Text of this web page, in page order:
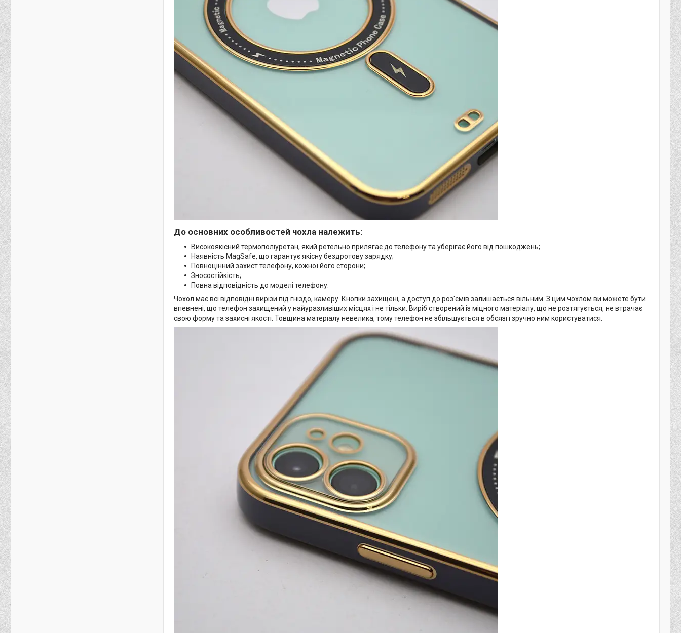
До основних особливостей чохла належить:
Високоякісний термополіуретан, який ретельно прилягає до телефону та уберігає його від пошкоджень;
Наявність MagSafe, що гарантує якісну бездротову зарядку;
Повноцінний захист телефону, кожної його сторони;
Зносостійкість;
Повна відповідність до моделі телефону.
Чохол має всі відповідні вирізи під гніздо, камеру. Кнопки захищені, а доступ до роз'ємів залишається вільним. З цим чохлом ви можете бути
впевнені, що телефон захищений у найуразливіших місцях і не тільки. Виріб створений із міцного матеріалу, що не розтягується, не втрачає
свою форму та захисні якості. Товщина матеріалу невелика, тому телефон не збільшується в обсязі і зручно ним користуватися.